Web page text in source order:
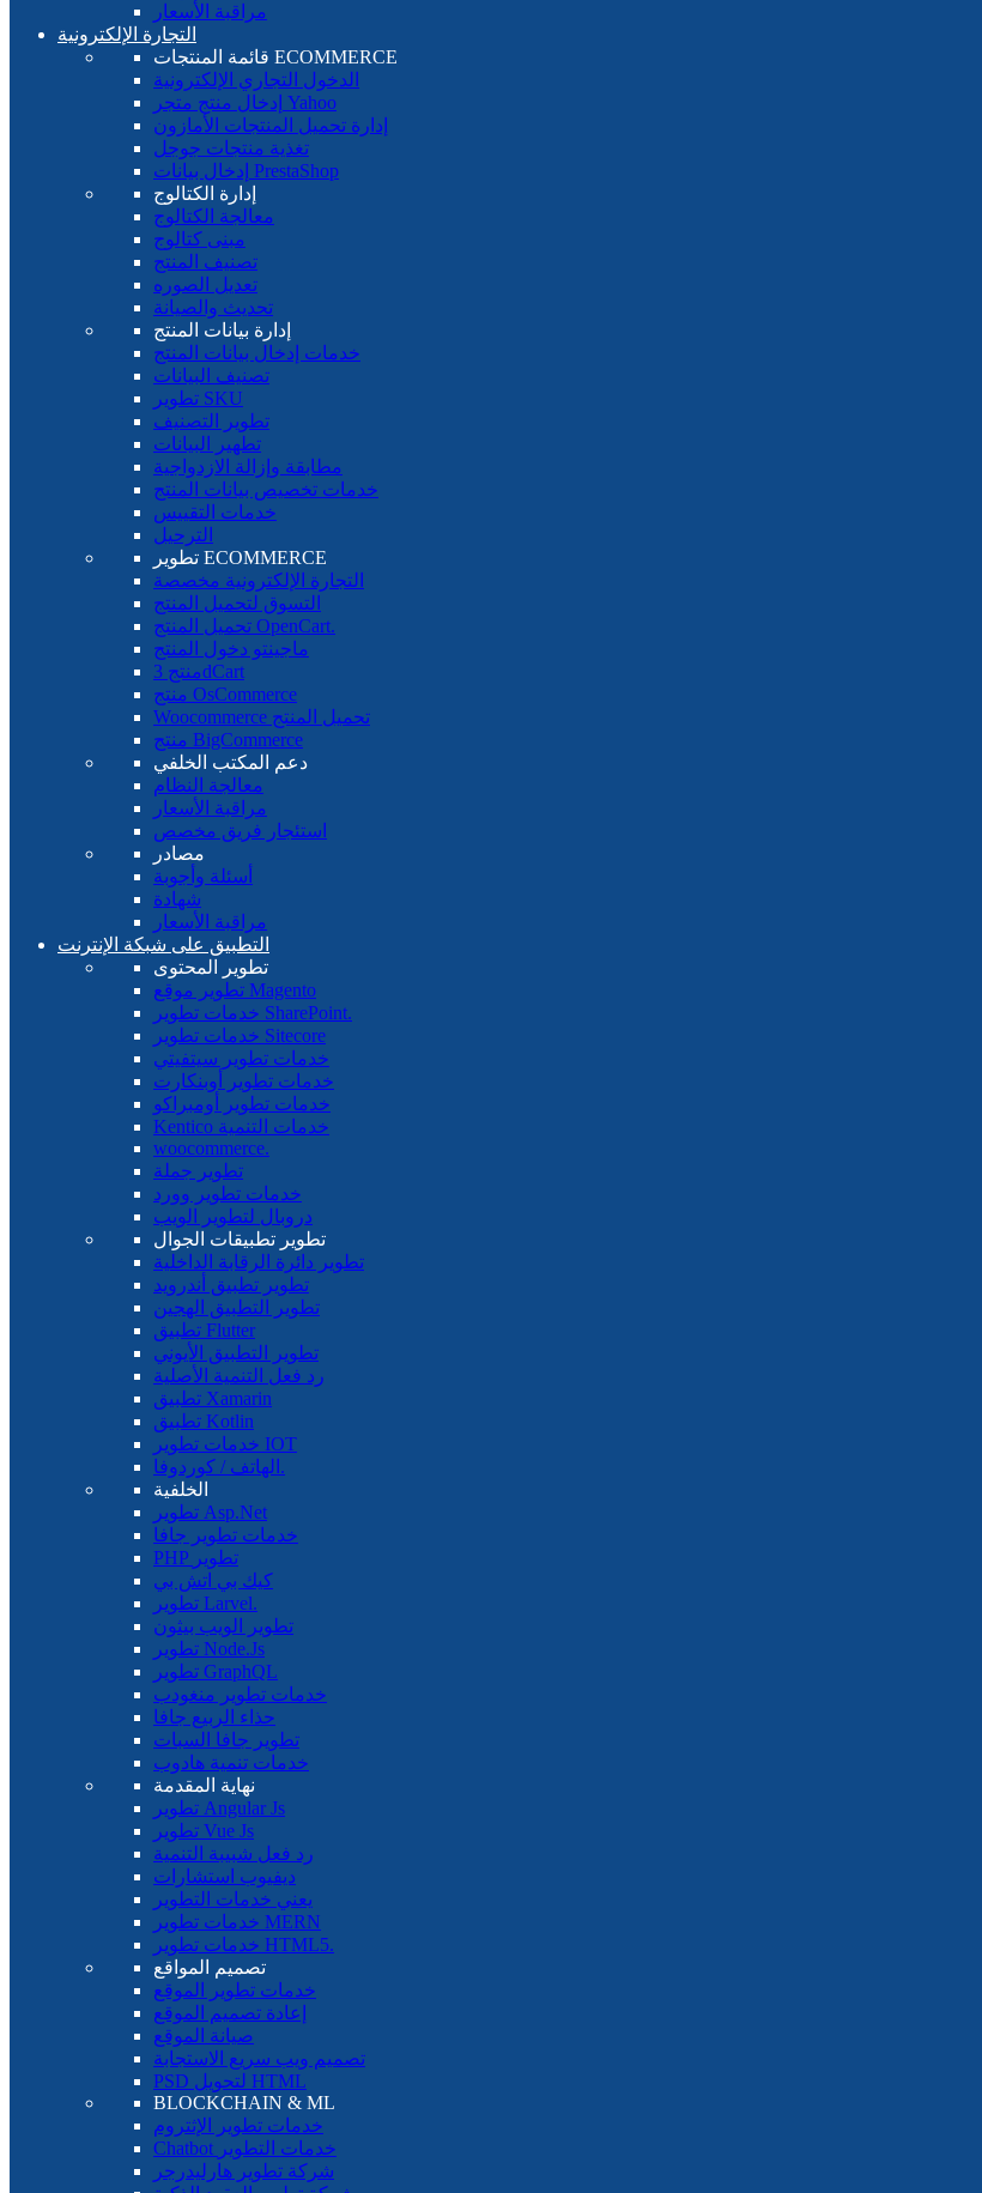
مراقبة الأسعار
التجارة الإلكترونية
قائمة المنتجات ECOMMERCE
الدخول التجاري الإلكترونية
إدخال منتج متجر Yahoo
إدارة تحميل المنتجات الأمازون
تغذية منتجات جوجل
إدخال بيانات PrestaShop
إدارة الكتالوج
معالجة الكتالوج
مبنى كتالوج
تصنيف المنتج
تعديل الصوره
تحديث والصيانة
إدارة بيانات المنتج
خدمات إدخال بيانات المنتج
تصنيف البيانات
تطوير SKU
تطوير التصنيف
تطهير البيانات
مطابقة وإزالة الازدواجية
خدمات تخصيص بيانات المنتج
خدمات التقييس
الترحيل
تطوير ECOMMERCE
التجارة الإلكترونية مخصصة
التسوق لتحميل المنتج
تحميل المنتج OpenCart.
ماجينتو دخول المنتج
منتج 3dCart
منتج OsCommerce
Woocommerce تحميل المنتج
منتج BigCommerce
دعم المكتب الخلفي
معالجة النظام
مراقبة الأسعار
استئجار فريق مخصص
مصادر
أسئلة وأجوبة
شهادة
مراقبة الأسعار
التطبيق على شبكة الإنترنت
تطوير المحتوى
تطوير موقع Magento
خدمات تطوير SharePoint.
خدمات تطوير Sitecore
خدمات تطوير سيتفيتي
خدمات تطوير أوبنكارت
خدمات تطوير أومبراكو
Kentico خدمات التنمية
woocommerce.
تطوير جملة
خدمات تطوير وورد
دروبال لتطوير الويب
تطوير تطبيقات الجوال
تطوير دائرة الرقابة الداخلية
تطوير تطبيق أندرويد
تطوير التطبيق الهجين
تطبيق Flutter
تطوير التطبيق الأيوني
رد فعل التنمية الأصلية
تطبيق Xamarin
تطبيق Kotlin
خدمات تطوير IOT
الهاتف / كوردوفا.
الخلفية
تطوير Asp.Net
خدمات تطوير جافا
PHP تطوير
كيك بي اتش بي
تطوير Larvel.
تطوير الويب بيثون
تطوير Node.Js
تطوير GraphQL
خدمات تطوير منغودب
حذاء الربيع جافا
تطوير جافا السبات
خدمات تنمية هادوب
نهاية المقدمة
تطوير Angular Js
تطوير Vue Js
رد فعل شبيبة التنمية
ديفيوب استشارات
يعني خدمات التطوير
خدمات تطوير MERN
خدمات تطوير HTML5.
تصميم المواقع
خدمات تطوير الموقع
إعادة تصميم الموقع
صيانة الموقع
تصميم ويب سريع الاستجابة
PSD لتحويل HTML
BLOCKCHAIN ​​& ML
خدمات تطوير الإثتروم
Chatbot خدمات التطوير
شركة تطوير هارليدرجر